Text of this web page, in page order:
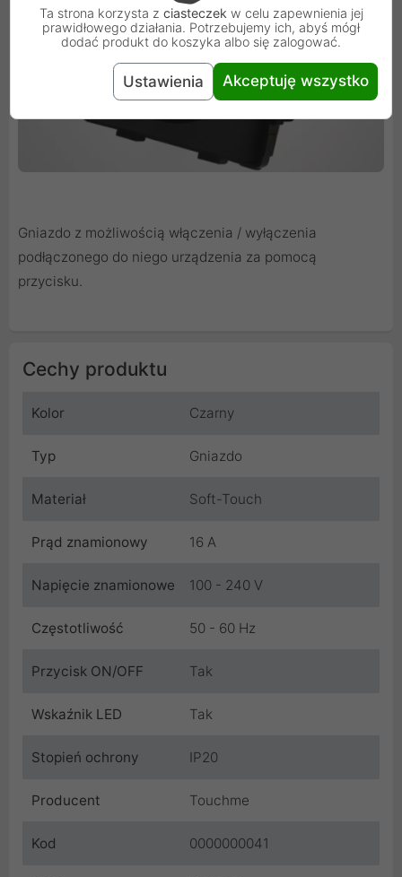
Gniazdo z możliwością włączenia / wyłączenia
podłączonego do niego urządzenia za pomocą
przycisku.
Cechy produktu
Kolor Czarny
Typ Gniazdo
Materiał Soft-Touch
Prąd znamionowy 16 A
Napięcie znamionowe 100 - 240 V
Częstotliwość 50 - 60 Hz
Przycisk ON/OFF Tak
Wskaźnik LED Tak
Stopień ochrony IP20
Producent Touchme
Kod 0000000041
Ta strona korzysta z ciasteczekw celu zapewnienia jej
prawidłowego działania. Potrzebujemy ich, abyś mógł
dodać produkt do koszyka albo się zalogować.
Ustawienia Akceptuję wszystko